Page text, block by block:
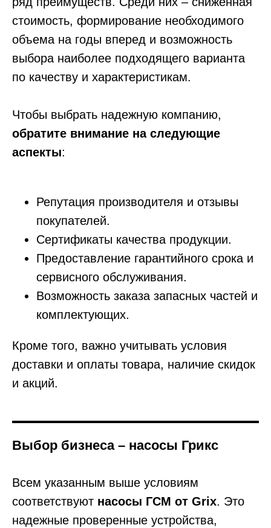
стоимость, формирование необходимого
объема на годы вперед и возможность
выбора наиболее подходящего варианта
по качеству и характеристикам.
Чтобы выбрать надежную компанию,
обратите внимание на следующие
аспекты:
Репутация производителя и отзывы
покупателей.
Сертификаты качества продукции.
Предоставление гарантийного срока и
сервисного обслуживания.
Возможность заказа запасных частей и
комплектующих.
Кроме того, важно учитывать условия
доставки и оплаты товара, наличие скидок
и акций.
Выбор бизнеса – насосы Грикс
Всем указанным выше условиям
соответствуют насосы ГСМ от Grix. Это
надежные проверенные устройства,